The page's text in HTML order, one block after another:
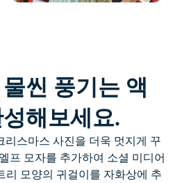
씬 풍기는 액
해보세요.
스마스 사진을 더욱 멋지게 꾸
프 모자를 추가하여 소셜 미디어
리 모양의 귀걸이를 자화상에 추